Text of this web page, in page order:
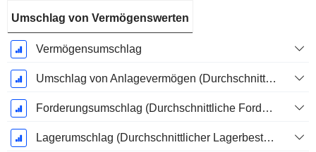
Umschlag von Vermögenswerten
Vermögensumschlag
Umschlag von Anlagevermögen (Durchschnittliches Anlagevermögen)
Forderungsumschlag (Durchschnittliche Forderungen)
Lagerumschlag (Durchschnittlicher Lagerbestand)